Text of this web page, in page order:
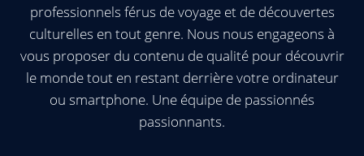
professionnels férus de voyage et de découvertes
culturelles en tout genre. Nous nous engageons à
vous proposer du contenu de qualité pour découvrir
le monde tout en restant derrière votre ordinateur
ou smartphone. Une équipe de passionnés
passionnants.